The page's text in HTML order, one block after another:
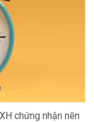
chứng nhận nên